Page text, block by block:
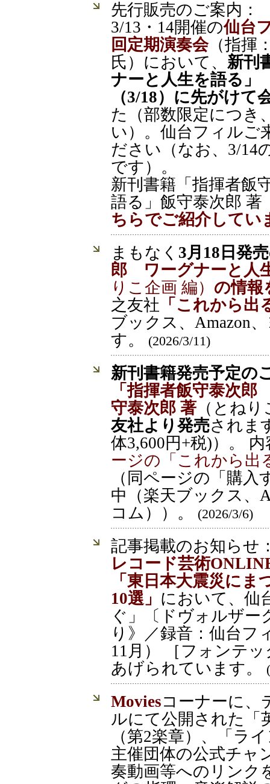
先行販売のご案内：
3/13・14開催の仙台
回定期演奏会（指揮
氏）において、 新刊
ナーと人生を語る」
（3/18）に先がけて
た（部数限定につき
い）。仙台フィルご
ださい（なお、3/14
です）。
新刊書籍「指揮者
語る」飯守泰次郎
ちらでご紹介してい
まもなく 3月18日発
郎 ワーグナーと人
りこ企画 編） の情報
之友社 「これから
ブックス、Amazon
す。
(2026/3/11)
新刊書籍発売予定の
「指揮者飯守泰次
守泰次郎 著 （とね
友社より発売されま
体3,600円+税)）。
ージの「これから出
（同ページの「購
中（楽天ブックス、
コム））。
(2026/3/6)
記事掲載のお知らせ
レコード芸術
「東日本大震災に
10選」 において、仙
ぐ」〔ドヴォルザー
り》／録音：仙台フ
11月） ［フォンテ
あげられています。
Moviesコーナーに、
ルにて公開された「
（第2楽章）、「ラ
主催団体の公式チャ
奏動画等へのリンク